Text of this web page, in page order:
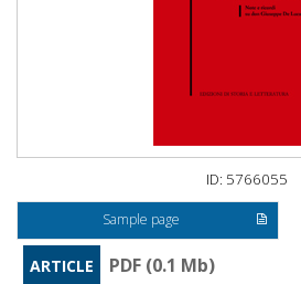
ID: 5766055
Sample page
ARTICLE
PDF (0.1 Mb)